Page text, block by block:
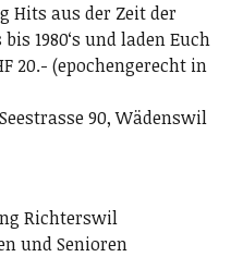
Hits aus der Zeit der
1980ʻs und laden Euch
20.- (epochengerecht in
90, Wädenswil
Richterswil
und Senioren